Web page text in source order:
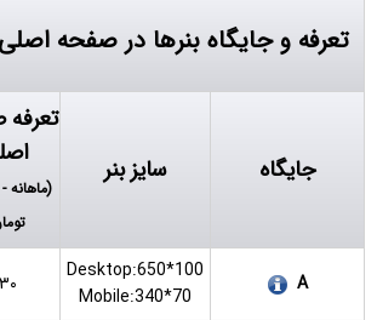
تعرفه و جایگاه بنرها در صفحه
جایگاه سایز بنر
(ماهانه
A
Desktop:650*100
Mobile:340*70